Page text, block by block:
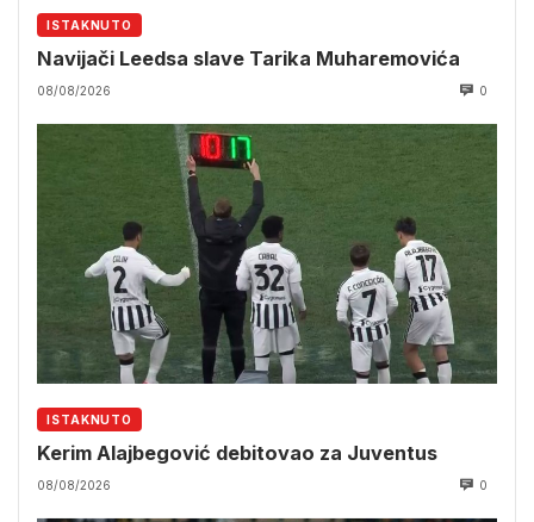
ISTAKNUTO
Navijači Leedsa slave Tarika Muharemovića
08/08/2026 0
ISTAKNUTO
Kerim Alajbegović debitovao za Juventus
08/08/2026 0